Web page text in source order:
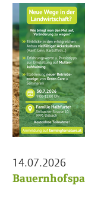
14.07.2026